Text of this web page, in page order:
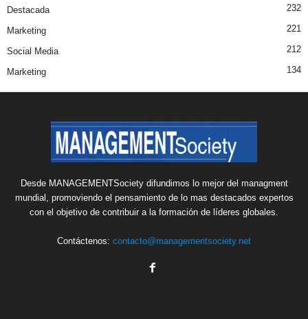
Destacada 232
Marketing 221
Social Media 212
Marketing 134
Desde MANAGEMENTSociety difundimos lo mejor del managment
mundial, promoviendo el pensamiento de lo mas destacados expertos
con el objetivo de contribuir a la formación de líderes globales.
Contáctenos: contacto@managementsociety.net